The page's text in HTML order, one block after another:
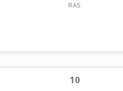
RAS
10